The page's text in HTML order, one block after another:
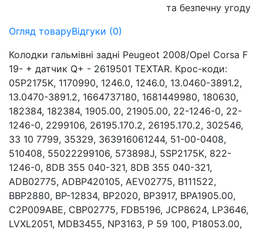
та безпечну угоду
Огляд товаруВідгуки (0)
Колодки гальмівні задні Peugeot 2008/Opel Corsa F
19- + датчик Q+ - 2619501 TEXTAR. Крос-коди:
05P2175K, 1170990, 1246.0, 1246.0, 13.0460-3891.2,
13.0470-3891.2, 1664737180, 1681449980, 180630,
182384, 182384, 1905.00, 21905.00, 22-1246-0, 22-
1246-0, 2299106, 26195.170.2, 26195.170.2, 302546,
33 10 7799, 35329, 363916061244, 51-00-0408,
510408, 55022299106, 573898J, 5SP2175K, 822-
1246-0, 8DB 355 040-321, 8DB 355 040-321,
ADB02775, ADBP420105, AEV02775, B111522,
BBP2880, BP-12834, BP2020, BP3917, BPA1905.00,
C2P009ABE, CBP02775, FDB5196, JCP8624, LP3646,
LVXL2051, MDB3455, NP3163, P 59 100, P18053.00,